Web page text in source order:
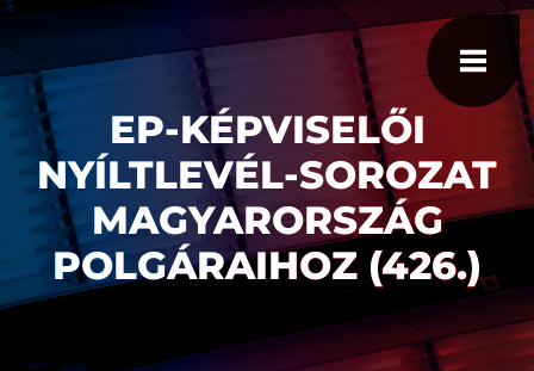
EP-KÉPVISELŐI
NYÍLTLEVÉL-SOROZAT
MAGYARORSZÁG
POLGÁRAIHOZ (426.)